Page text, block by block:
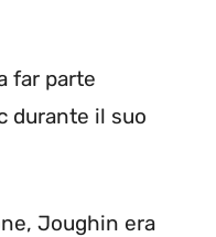
far parte
durante il suo
Joughin era